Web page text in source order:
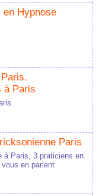
en Hypnose
à Paris
Paris
à Paris, 3 praticiens en
en parlent